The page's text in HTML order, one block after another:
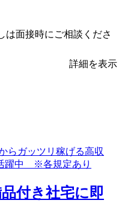
面接時にご相談くださ
詳細を表示
品付き社宅に即